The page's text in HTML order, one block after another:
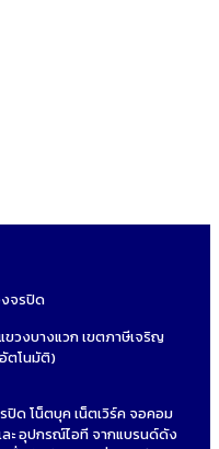
ขวงบางแวก เขตภาษีเจริญ
ตโนมัติ)
ด โน็ตบุค เน็ตเวิร์ค จอคอม
ละ อุปกรณ์ไอที จากแบรนด์ดัง